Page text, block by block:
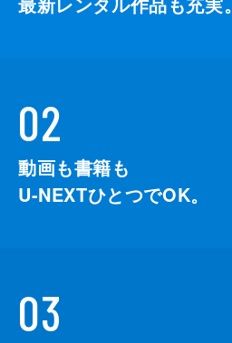
02
動画も書籍も
U-NEXTひとつでOK。
03